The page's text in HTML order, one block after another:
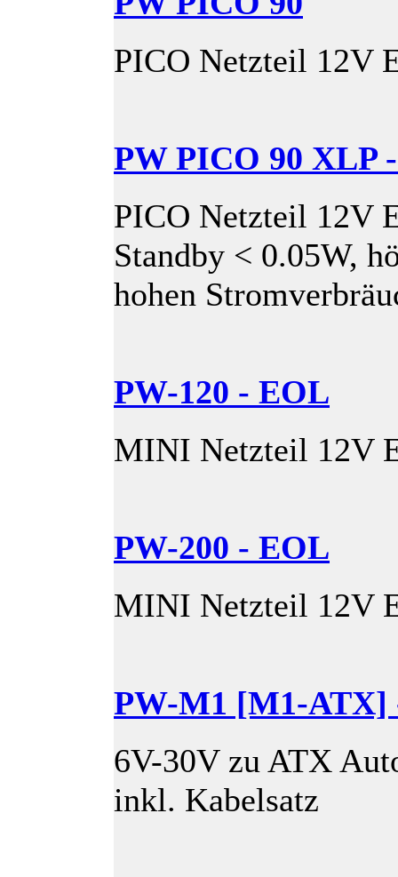
PICO Netzteil 12V
PW PICO 90 XLP
PICO Netzteil 12V
Standby < 0.05W,
hohen
PW-120 - EOL
MINI Netzteil 12V
PW-200 - EOL
MINI Netzteil 12V
PW-M1 [M1-ATX]
6V-30V zu ATX
inkl. Kabelsatz